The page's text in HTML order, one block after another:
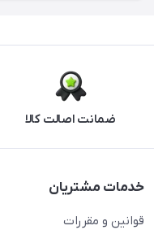
ضمانت اصالت کالا
خدمات مشتریان
قوانین و مقررات